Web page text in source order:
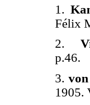
1.
Félix
2.
p.46.
3.
1905.